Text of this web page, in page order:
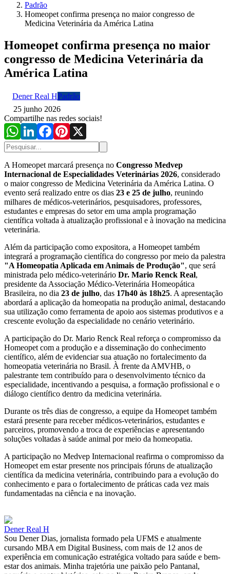
Padrão
Homeopet confirma presença no maior congresso de
Medicina Veterinária da América Latina
Homeopet confirma presença no maior
congresso de Medicina Veterinária da
América Latina
Dener Real HPadrão
25 junho 2026
Compartilhe nas redes sociais!
A Homeopet marcará presença no Congresso Medvep
Internacional de Especialidades Veterinárias 2026, considerado
o maior congresso de Medicina Veterinária da América Latina. O
evento será realizado entre os dias 23 e 25 de julho, reunindo
milhares de médicos-veterinários, pesquisadores, professores,
estudantes e empresas do setor em uma ampla programação
científica voltada à atualização profissional e à inovação na medicina
veterinária.
Além da participação como expositora, a Homeopet também
integrará a programação científica do congresso por meio da palestra
"A Homeopatia Aplicada em Animais de Produção", que será
ministrada pelo médico-veterinário Dr. Mario Renck Real,
presidente da Associação Médico-Veterinária Homeopática
Brasileira, no dia 23 de julho, das 17h40 às 18h25. A apresentação
abordará a aplicação da homeopatia na produção animal, destacando
sua utilização como ferramenta de apoio aos sistemas produtivos e a
crescente evolução da especialidade no cenário veterinário.
A participação do Dr. Mario Renck Real reforça o compromisso da
Homeopet com a produção e a disseminação do conhecimento
científico, além de evidenciar sua atuação no fortalecimento da
homeopatia veterinária no Brasil. À frente da AMVHB, o
palestrante tem contribuído para o desenvolvimento técnico da
especialidade, incentivando a pesquisa, a formação profissional e o
diálogo científico dentro da medicina veterinária.
Durante os três dias de congresso, a equipe da Homeopet também
estará presente para receber médicos-veterinários, estudantes e
parceiros, promovendo a troca de experiências e apresentando
soluções voltadas à saúde animal por meio da homeopatia.
A participação no Medvep Internacional reafirma o compromisso da
Homeopet em estar presente nos principais fóruns de atualização
científica da medicina veterinária, contribuindo para a evolução do
conhecimento e para o fortalecimento de práticas cada vez mais
fundamentadas na ciência e na inovação.
Dener Real H
Sou Dener Dias, jornalista formado pela UFMS e atualmente
cursando MBA em Digital Business, com mais de 12 anos de
experiência em comunicação estratégica voltado para saúde e bem-
estar dos animais. Minha trajetória une paixão pelo Pantanal,